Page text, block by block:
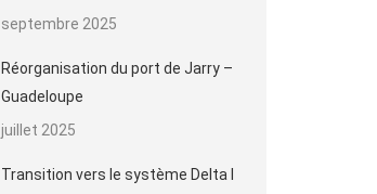
septembre 2025
Réorganisation du port de Jarry –
Guadeloupe
juillet 2025
Transition vers le système Delta I